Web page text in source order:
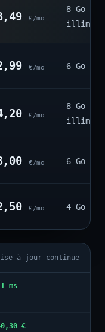
€/mo
8 Go ·
€/mo 6 Go ·
€/mo
8 Go ·
€/mo 6 Go ·
€/mo 4 Go ·
à jour continue
ms
€